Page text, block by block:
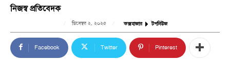
নিজস্ব প্রতিবেদক
ডিসেম্বর ২, ২০২৫ কক্সবাজার টপনিউজ
Facebook Twitter Pinterest